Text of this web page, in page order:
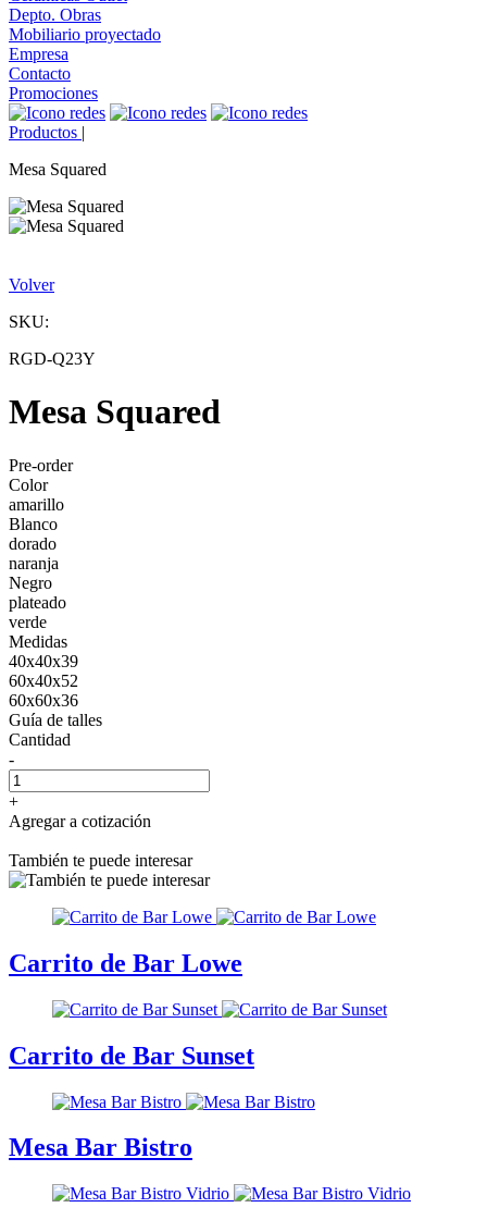
Depto. Obras
Mobiliario proyectado
Empresa
Contacto
Promociones
Productos |
Mesa Squared
Volver
SKU:
RGD-Q23Y
Mesa Squared
Pre-order
Color
amarillo
Blanco
dorado
naranja
Negro
plateado
verde
Medidas
40x40x39
60x40x52
60x60x36
Guía de talles
Cantidad
-
+
Agregar a cotización
También te puede interesar
Carrito de Bar Lowe
Carrito de Bar Sunset
Mesa Bar Bistro